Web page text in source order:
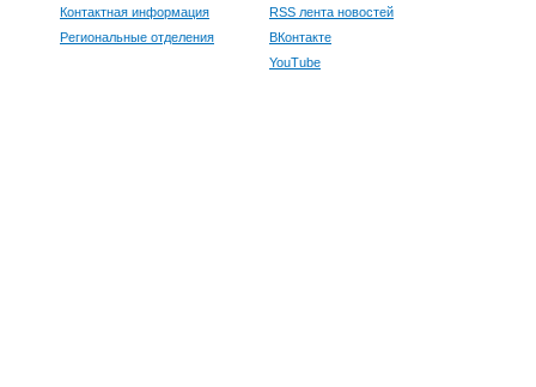
Контактная информация
Региональные отделения
RSS лента новостей
ВКонтакте
YouTube